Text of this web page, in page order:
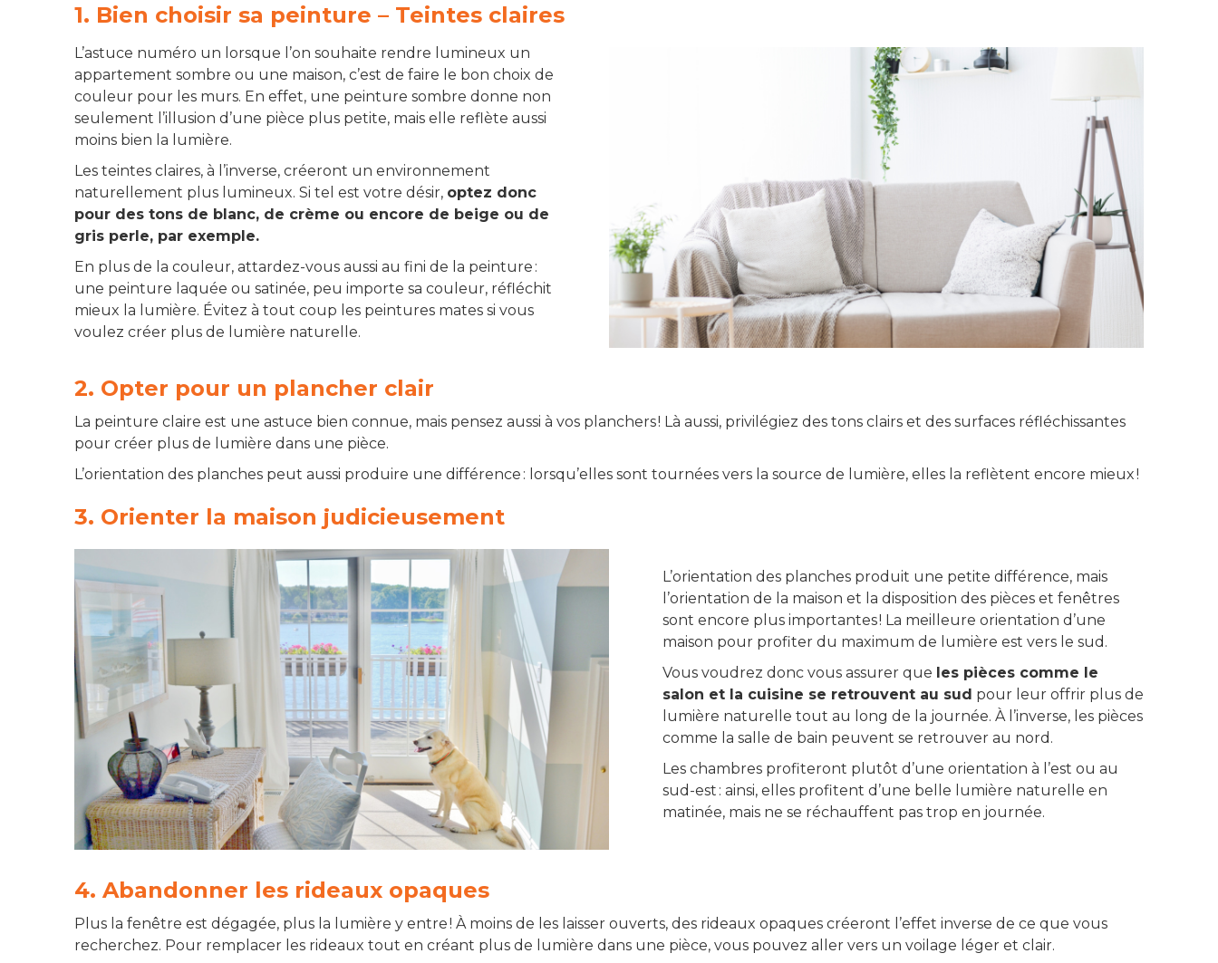
1. Bien choisir sa peinture – Teintes claires
L’astuce numéro un lorsque l’on souhaite rendre lumineux un
appartement sombre ou une maison, c’est de faire le bon choix de
couleur pour les murs. En effet, une peinture sombre donne non
seulement l’illusion d’une pièce plus petite, mais elle reflète aussi
moins bien la lumière.
Les teintes claires, à l’inverse, créeront un environnement
naturellement plus lumineux. Si tel est votre désir, optez donc
pour des tons de blanc, de crème ou encore de beige ou de
gris perle, par exemple.
En plus de la couleur, attardez-vous aussi au fini de la peinture :
une peinture laquée ou satinée, peu importe sa couleur, réfléchit
mieux la lumière. Évitez à tout coup les peintures mates si vous
voulez créer plus de lumière naturelle.
2. Opter pour un plancher clair
La peinture claire est une astuce bien connue, mais pensez aussi à vos planchers ! Là aussi, privilégiez des tons clairs et des surfaces réfléchissantes
pour créer plus de lumière dans une pièce.
L’orientation des planches peut aussi produire une différence : lorsqu’elles sont tournées vers la source de lumière, elles la reflètent encore mieux !
3. Orienter la maison judicieusement
L’orientation des planches produit une petite différence, mais
l’orientation de la maison et la disposition des pièces et fenêtres
sont encore plus importantes ! La meilleure orientation d’une
maison pour profiter du maximum de lumière est vers le sud.
Vous voudrez donc vous assurer que les pièces comme le
salon et la cuisine se retrouvent au sud pour leur offrir plus de
lumière naturelle tout au long de la journée. À l’inverse, les pièces
comme la salle de bain peuvent se retrouver au nord.
Les chambres profiteront plutôt d’une orientation à l’est ou au
sud-est : ainsi, elles profitent d’une belle lumière naturelle en
matinée, mais ne se réchauffent pas trop en journée.
4. Abandonner les rideaux opaques
Plus la fenêtre est dégagée, plus la lumière y entre ! À moins de les laisser ouverts, des rideaux opaques créeront l’effet inverse de ce que vous
recherchez. Pour remplacer les rideaux tout en créant plus de lumière dans une pièce, vous pouvez aller vers un voilage léger et clair.